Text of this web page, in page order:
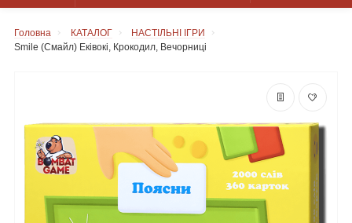
Головна КАТАЛОГ
НАСТІЛЬНІ ІГРИ
Smile (Смайл) Еківокі, Крокодил, Вечорниці